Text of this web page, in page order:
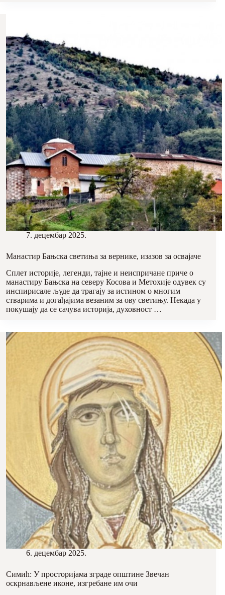
7. децембар 2025.
Манастир Бањска светиња за вернике, изазов за освајаче
Сплет историје, легенди, тајне и неиспричане приче о
манастиру Бањска на северу Косова и Метохије одувек су
инспирисале људе да трагају за истином о многим
стварима и догађајима везаним за ову светињу. Некада у
покушају да се сачува историја, духовност …
6. децембар 2025.
Симић: У просторијама зграде општине Звечан
оскрнављене иконе, изгребане им очи